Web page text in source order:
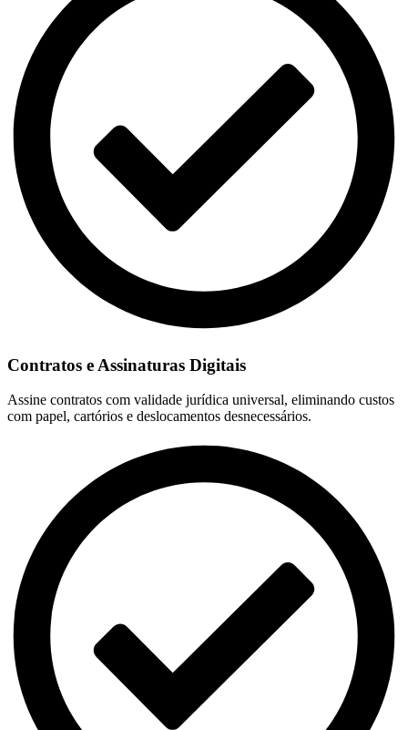
Contratos e Assinaturas Digitais
Assine contratos com validade jurídica universal, eliminando custos
com papel, cartórios e deslocamentos desnecessários.